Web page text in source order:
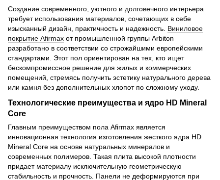
Создание современного, уютного и долговечного интерьера
требует использования материалов, сочетающих в себе
изысканный дизайн, практичность и надежность. Виниловое
покрытие Afirmax от промышленной группы Arbiton
разработано в соответствии со строжайшими европейскими
стандартами. Этот пол ориентирован на тех, кто ищет
бескомпромиссное решение для жилых и коммерческих
помещений, стремясь получить эстетику натурального дерева
или камня без дополнительных хлопот по сложному уходу.
Технологические преимущества и ядро HD Mineral
Core
Главным преимуществом пола Afirmax является
инновационная технология изготовления жесткого ядра HD
Mineral Core на основе натуральных минералов и
современных полимеров. Такая плита высокой плотности
придает материалу исключительную геометрическую
стабильность и прочность. Панели не деформируются при